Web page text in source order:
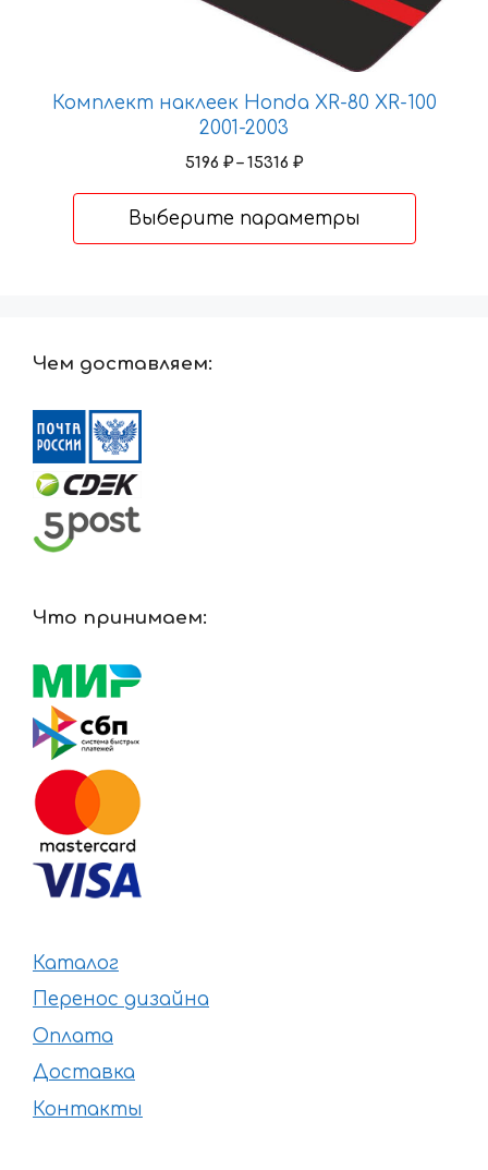
Комплект наклеек Honda XR-80 XR-100
2001-2003
5196 ₽ – 15316 ₽Диапазон
Выберите параметры
Чем доставляем:
Что принимаем:
Каталог
Перенос дизайна
Оплата
Доставка
Контакты